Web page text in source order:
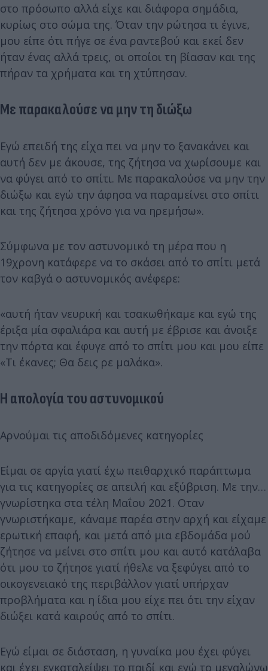
στο πρόσωπο αλλά είχε και διάφορα σημάδια,
κυρίως στο σώμα της. Όταν την ρώτησα τι έγινε,
μου είπε ότι πήγε σε ένα ραντεβού και εκεί δεν
ήταν ένας αλλά τρεις, οι οποίοι τη βίασαν και της
πήραν τα χρήματα και τη χτύπησαν.
Με παρακαλούσε να μην τη διώξω
Εγώ επειδή της είχα πει να μην το ξανακάνει και
αυτή δεν με άκουσε, της ζήτησα να χωρίσουμε και
να φύγει από το σπίτι. Με παρακαλούσε να μην την
διώξω και εγώ την άφησα να παραμείνει στο σπίτι
και της ζήτησα χρόνο για να ηρεμήσω».
Σύμφωνα με τον αστυνομικό τη μέρα που η
19χρονη κατάφερε να το σκάσει από το σπίτι μετά
τον καβγά ο αστυνομικός ανέφερε:
«αυτή ήταν νευρική και τσακωθήκαμε και εγώ της
έριξα μία σφαλιάρα και αυτή με έβρισε και άνοιξε
την πόρτα και έφυγε από το σπίτι μου και μου είπε
«Τι έκανες; Θα δεις ρε μαλάκα».
Η απολογία του αστυνομικού
Αρνούμαι τις αποδιδόμενες κατηγορίες
Είμαι σε αργία γιατί έχω πειθαρχικό παράπτωμα
για τις κατηγορίες σε απειλή και εξύβριση. Με την…
γνωρίστηκα στα τέλη Μαΐου 2021. Οταν
γνωριστήκαμε, κάναμε παρέα στην αρχή και είχαμε
ερωτική επαφή, και μετά από μια εβδομάδα μού
ζήτησε να μείνει στο σπίτι μου και αυτό κατάλαβα
ότι μου το ζήτησε γιατί ήθελε να ξεφύγει από το
οικογενειακό της περιβάλλον γιατί υπήρχαν
προβλήματα και η ίδια μου είχε πει ότι την είχαν
διώξει κατά καιρούς από το σπίτι.
Εγώ είμαι σε διάσταση, η γυναίκα μου έχει φύγει
και έχει εγκαταλείψει το παιδί και εγώ το μεγαλώνω